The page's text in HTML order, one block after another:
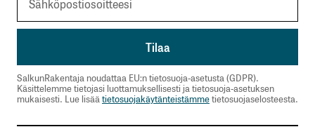
SalkunRakentaja noudattaa EU:n tietosuoja-asetusta (GDPR).
Käsittelemme tietojasi luottamuksellisesti ja tietosuoja-asetuksen
mukaisesti. Lue lisäätietosuojakäytänteistämmetietosuojaselosteesta.